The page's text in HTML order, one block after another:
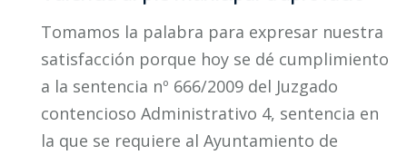
Tomamos la palabra para expresar nuestra
satisfacción porque hoy se dé cumplimiento
a la sentencia nº 666/2009 del Juzgado
contencioso Administrativo 4, sentencia en
la que se requiere al Ayuntamiento de